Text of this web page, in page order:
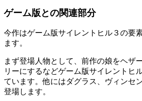
ゲーム版との関連部分
今作はゲーム版サイレントヒル３の要
ます。
まず登場人物として、前作の娘をヘザ
リーにするなどゲーム版サイレントヒ
ています。他にはダグラス、ヴィンセ
登場します。